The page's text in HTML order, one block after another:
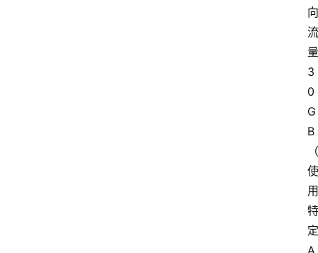
向
流
量
3
0
G
B
（
使
用
特
定
A